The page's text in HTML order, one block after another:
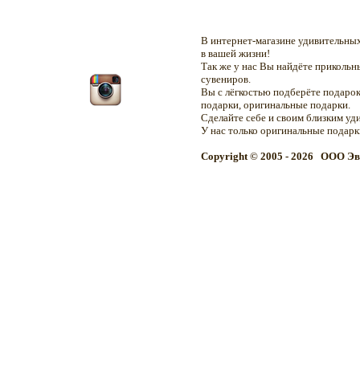
В интернет-магазине
в вашей жизни!
Так же у нас Вы найдёте
сувениров.
Вы с лёгкостью подберёте
подарки, оригинальные подарки.
Сделайте себе и своим близким
У нас только оригинальные
Copyright © 2005 - 2026 OOO